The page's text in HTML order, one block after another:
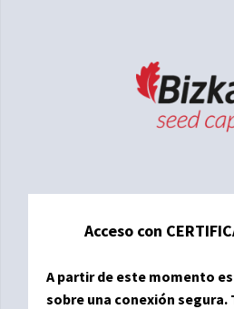
Acceso con
A partir de este momento
sobre una conexión segura.